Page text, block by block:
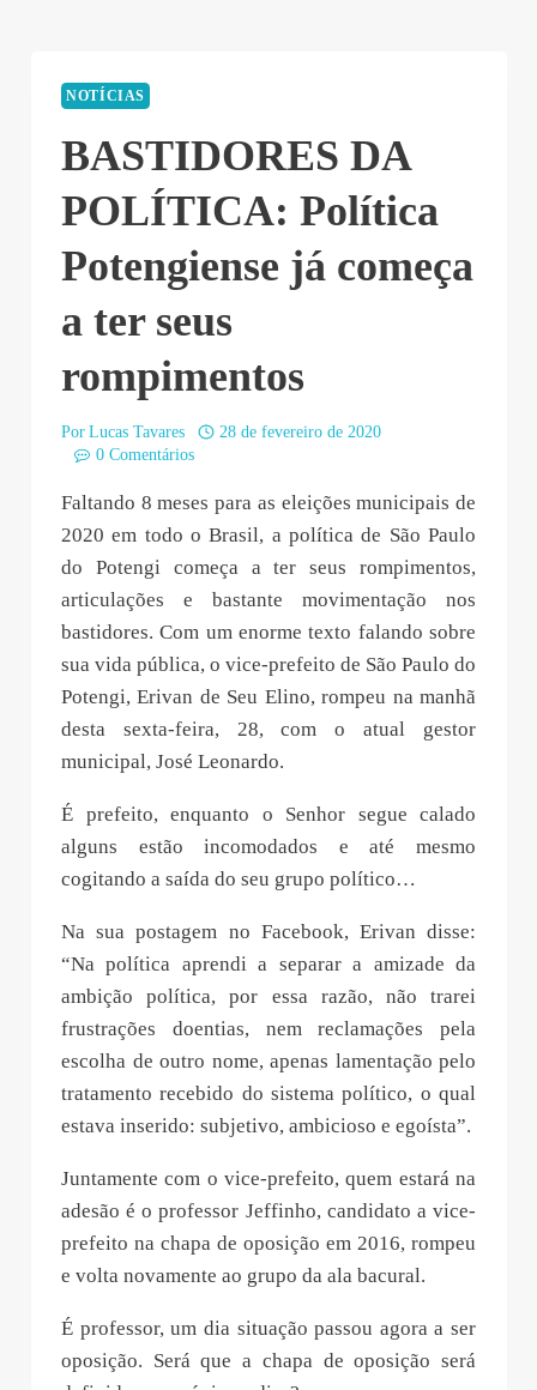
NOTÍCIAS
BASTIDORES DA
POLÍTICA: Política
Potengiense já começa
a ter seus
rompimentos
Por Lucas Tavares
28 de fevereiro de 2020
0 Comentários
Faltando 8 meses para as eleições municipais de
2020 em todo o Brasil, a política de São Paulo
do Potengi começa a ter seus rompimentos,
articulações e bastante movimentação nos
bastidores. Com um enorme texto falando sobre
sua vida pública, o vice-prefeito de São Paulo do
Potengi, Erivan de Seu Elino, rompeu na manhã
desta sexta-feira, 28, com o atual gestor
municipal, José Leonardo.
É prefeito, enquanto o Senhor segue calado
alguns estão incomodados e até mesmo
cogitando a saída do seu grupo político…
Na sua postagem no Facebook, Erivan disse:
“Na política aprendi a separar a amizade da
ambição política, por essa razão, não trarei
frustrações doentias, nem reclamações pela
escolha de outro nome, apenas lamentação pelo
tratamento recebido do sistema político, o qual
estava inserido: subjetivo, ambicioso e egoísta”.
Juntamente com o vice-prefeito, quem estará na
adesão é o professor Jeffinho, candidato a vice-
prefeito na chapa de oposição em 2016, rompeu
e volta novamente ao grupo da ala bacural.
É professor, um dia situação passou agora a ser
oposição. Será que a chapa de oposição será